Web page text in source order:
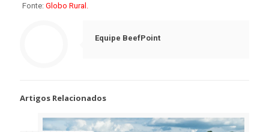
Fonte: Globo Rural.
Equipe BeefPoint
Artigos Relacionados